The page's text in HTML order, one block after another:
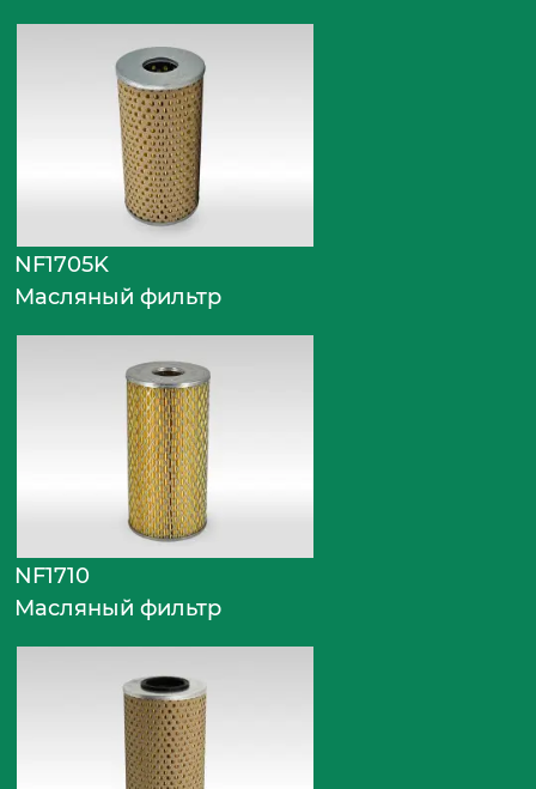
NF1705K
Масляный фильтр
NF1710
Масляный фильтр